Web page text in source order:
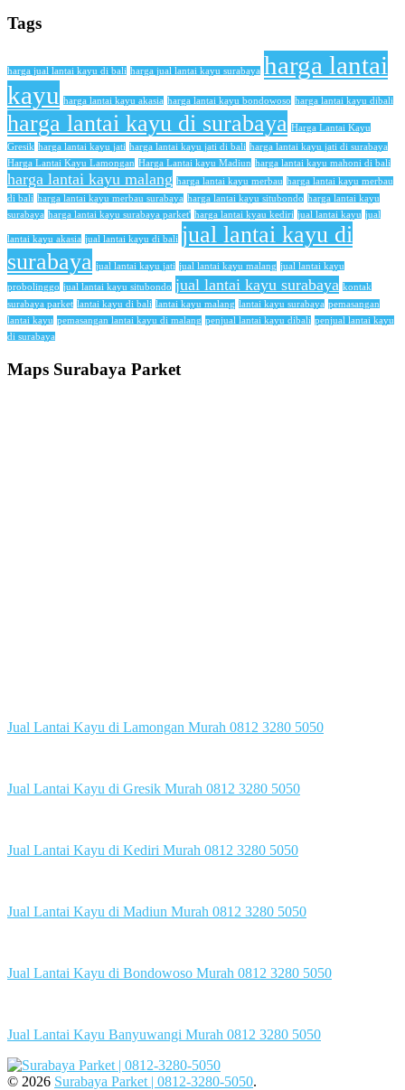
Tags
harga jual lantai kayu di bali harga jual lantai kayu surabaya harga lantai
kayu harga lantai kayu akasia harga lantai kayu bondowoso harga lantai kayu dibali
harga lantai kayu di surabaya Harga Lantai Kayu
Gresik harga lantai kayu jati harga lantai kayu jati di bali harga lantai kayu jati di surabaya
Harga Lantai Kayu Lamongan Harga Lantai kayu Madiun harga lantai kayu mahoni di bali
harga lantai kayu malang harga lantai kayu merbau harga lantai kayu merbau
di bali harga lantai kayu merbau surabaya harga lantai kayu situbondo harga lantai kayu
surabaya harga lantai kayu surabaya parket' harga lantai kyau kediri jual lantai kayu jual
lantai kayu akasia jual lantai kayu di bali jual lantai kayu di
surabaya jual lantai kayu jati jual lantai kayu malang jual lantai kayu
probolinggo jual lantai kayu situbondo jual lantai kayu surabaya kontak
surabaya parket lantai kayu di bali lantai kayu malang lantai kayu surabaya pemasangan
lantai kayu pemasangan lantai kayu di malang penjual lantai kayu dibali penjual lantai kayu
di surabaya
Maps Surabaya Parket
Jual Lantai Kayu di Lamongan Murah 0812 3280 5050
Jual Lantai Kayu di Gresik Murah 0812 3280 5050
Jual Lantai Kayu di Kediri Murah 0812 3280 5050
Jual Lantai Kayu di Madiun Murah 0812 3280 5050
Jual Lantai Kayu di Bondowoso Murah 0812 3280 5050
Jual Lantai Kayu Banyuwangi Murah 0812 3280 5050
© 2026 Surabaya Parket | 0812-3280-5050.